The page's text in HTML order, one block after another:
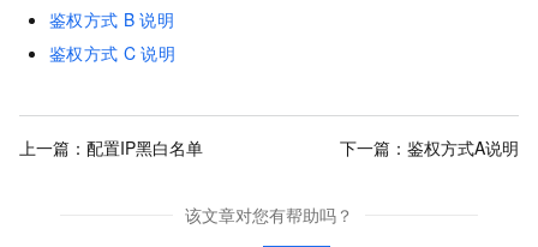
鉴权方式 B 说明
鉴权方式 C 说明
上一篇： 配置IP黑白名单 下一篇： 鉴权方式A说明
该文章对您有帮助吗？